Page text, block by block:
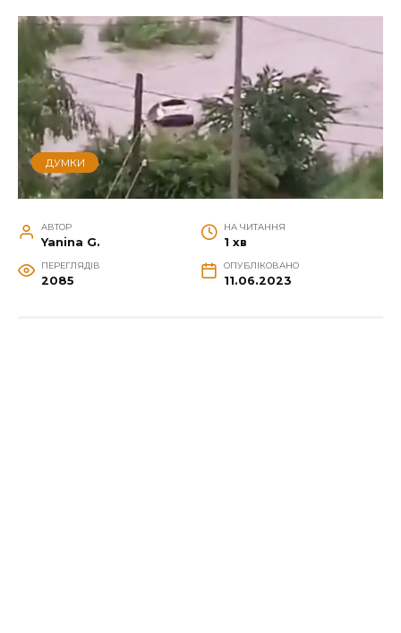
ДУМКИ
АВТОР
Yanina G.
НА ЧИТАННЯ
1 хв
ПЕРЕГЛЯДІВ
2085
ОПУБЛІКОВАНО
11.06.2023